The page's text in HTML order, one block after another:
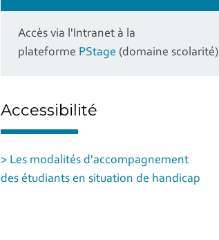
Accès via l'Intranet à la
plateforme PStage (domaine scolarité)
Accessibilité
> Les modalités d'accompagnement
des étudiants en situation de handicap